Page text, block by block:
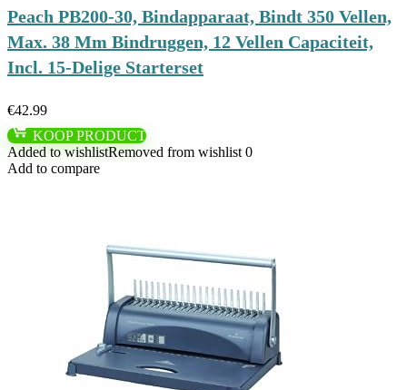
Peach PB200-30, Bindapparaat, Bindt 350 Vellen,
Max. 38 Mm Bindruggen, 12 Vellen Capaciteit,
Incl. 15-Delige Starterset
€42.99
KOOP PRODUCT
Added to wishlistRemoved from wishlist 0
Add to compare